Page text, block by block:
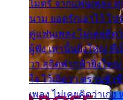
ไมตรี จากแฟนเพลง
นาม ยอดรักเอาไว้ โป
คู่แฟนเพลง ไม่เคยคิด
ผู้ฟัง เท่านั้นยิ่งใหญ่ ที่
วา สถิตฟากฟ้ายิ่งให
ใจ ไว้เถิดว่า ตราบชั่
เพลง ไม่เคยคิดว่าเก่